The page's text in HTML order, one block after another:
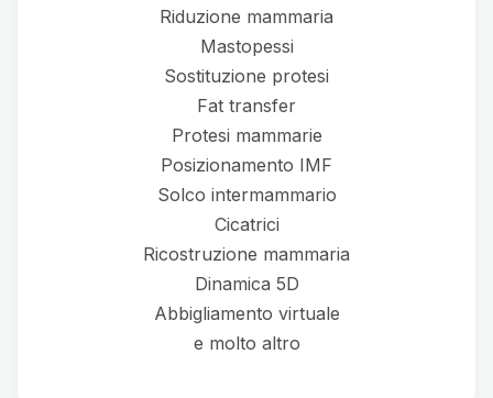
Riduzione mammaria
Mastopessi
Sostituzione protesi
Fat transfer
Protesi mammarie
Posizionamento IMF
Solco intermammario
Cicatrici
Ricostruzione mammaria
Dinamica 5D
Abbigliamento virtuale
e molto altro